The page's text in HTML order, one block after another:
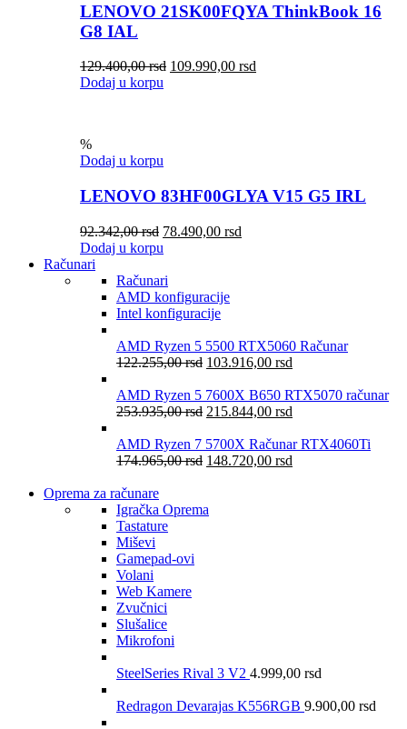
LENOVO 21SK00FQYA ThinkBook 16
G8 IAL
129.400,00rsd 109.990,00 rsd
Dodaj u korpu
%
Dodaj u korpu
LENOVO 83HF00GLYA V15 G5 IRL
92.342,00rsd 78.490,00 rsd
Dodaj u korpu
Računari
Računari
AMD konfiguracije
Intel konfiguracije
AMD Ryzen 5 5500 RTX5060 Računar
122.255,00rsd 103.916,00 rsd
AMD Ryzen 5 7600X B650 RTX5070 računar
253.935,00rsd 215.844,00 rsd
AMD Ryzen 7 5700X Računar RTX4060Ti
174.965,00rsd 148.720,00 rsd
Oprema za računare
Igračka Oprema
Tastature
Miševi
Gamepad-ovi
Volani
Web Kamere
Zvučnici
Slušalice
Mikrofoni
SteelSeries Rival 3 V2 4.999,00 rsd
Redragon Devarajas K556RGB 9.900,00 rsd